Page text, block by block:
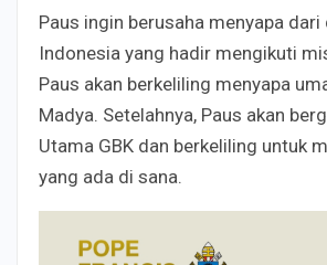
Paus ingin berusaha menyapa
Indonesia yang hadir mengikuti
Paus akan berkeliling menyapa
Madya. Setelahnya, Paus akan
Utama GBK dan berkeliling untuk
yang ada di sana.